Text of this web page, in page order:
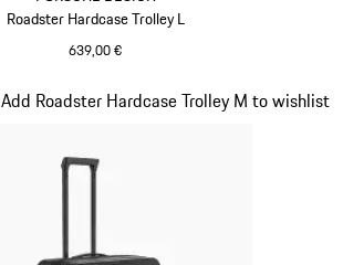
Roadster Hardcase Trolley L
639,00 €
Add Roadster Hardcase Trolley M to wishlist